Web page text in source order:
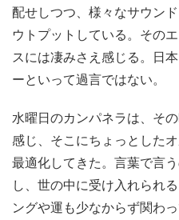
配せしつつ、様々なサウン
ウトプットしている。その
スには凄みさえ感じる。日
ーといって過言ではない。
水曜日のカンパネラは、そ
感じ、そこにちょっとした
最適化してきた。言葉で言
し、世の中に受け入れられ
ングや運も少なからず関わ